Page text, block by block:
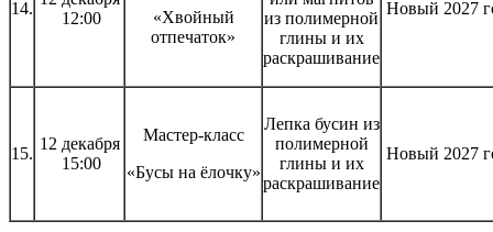
14.
12:00
«Хвойный
отпечаток»
из полимерной
глины и их
раскрашивание
Новый 2027
15.
12 декабря
15:00
Мастер-класс
«Бусы на ёлочку»
Лепка бусин из
полимерной
глины и их
раскрашивание
Новый 2027